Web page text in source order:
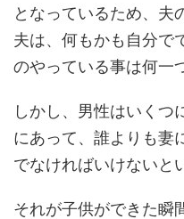
となっているため、夫
夫は、何もかも自分で
のやっている事は何一
しかし、男性はいくつ
にあって、誰よりも妻
でなければいけないと
それが子供ができた瞬